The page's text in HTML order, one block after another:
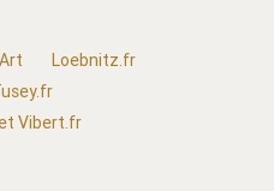
Loebnitz.fr
Vibert.fr